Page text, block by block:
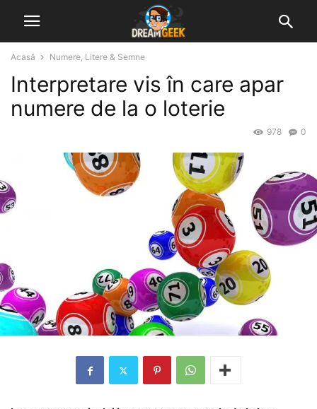
Acasă Numere, Litere & Semne
Interpretare vis în care apar
numere de la o loterie
0
978